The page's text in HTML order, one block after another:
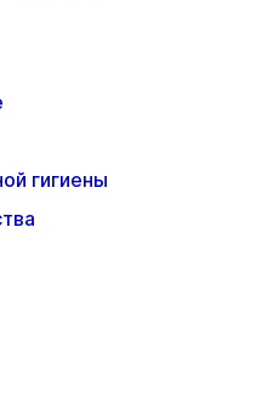
гигиены